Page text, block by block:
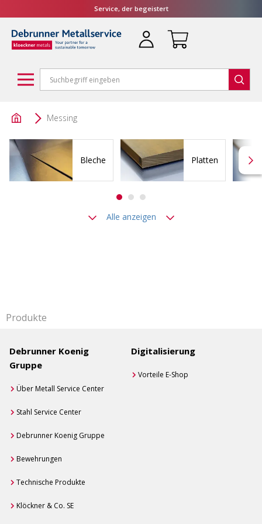
Service, der begeistert
Messing
Bleche Platten
Alle anzeigen
Produkte
Debrunner Koenig
Gruppe
Über Metall Service Center
Stahl Service Center
Debrunner Koenig Gruppe
Bewehrungen
Technische Produkte
Klöckner & Co. SE
Digitalisierung
Vorteile E-Shop